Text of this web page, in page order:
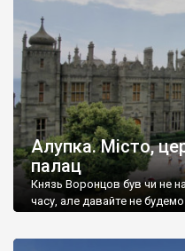
Алупка. Місто,
палац
Князь Воронцов був чи не
часу, але давайте не